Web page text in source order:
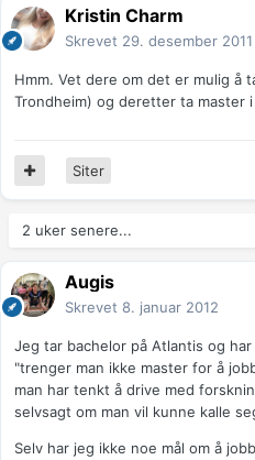
Kristin Charm
Skrevet 29. desember 2011
Hmm. Vet dere om det er mulig å
Trondheim) og deretter ta master
Siter
2 uker senere...
Augis
Skrevet 8. januar 2012
Jeg tar bachelor på Atlantis og
"trenger man ikke master for å
man har tenkt å drive med
selvsagt om man vil kunne kalle
Selv har jeg ikke noe mål om å